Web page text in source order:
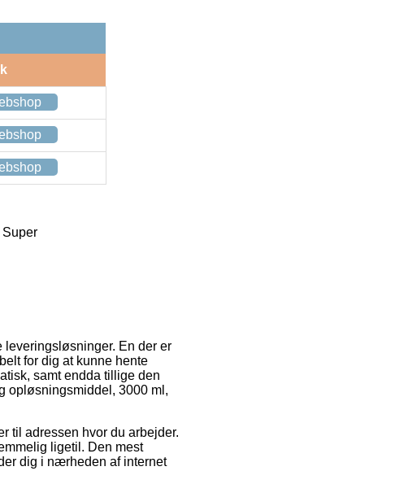
Super
En der er
for dig at kunne hente
samt endda tillige den
opløsningsmiddel, 3000 ml,
til adressen hvor du arbejder.
ligetil. Den mest
dig i nærheden af internet